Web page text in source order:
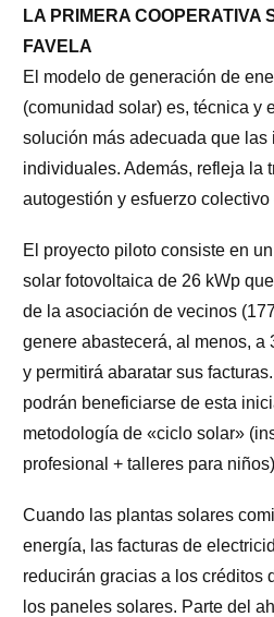
LA PRIMERA COOPERATIVA
FAVELA
El modelo de generación de
(comunidad solar) es, técnica y
solución más adecuada que las
individuales. Además, refleja la
autogestión y esfuerzo
El proyecto piloto consiste en
solar fotovoltaica de 26 kWp
de la asociación de vecinos
genere abastecerá, al menos, a
y permitirá abaratar sus
podrán beneficiarse de esta
metodología de «ciclo solar»
profesional + talleres para
Cuando las plantas solares
energía, las facturas de
reducirán gracias a los créditos
los paneles solares. Parte del